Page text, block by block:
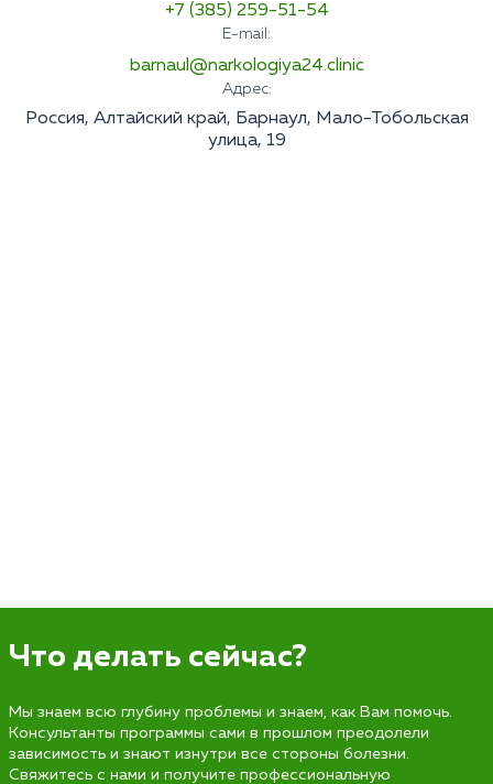
+7 (385) 259-51-54
E-mail:
barnaul@narkologiya24.clinic
Адрес:
Россия, Алтайский край, Барнаул, Мало-Тобольская
улица, 19
Что делать сейчас?
Мы знаем всю глубину проблемы и знаем, как Вам помочь.
Консультанты программы сами в прошлом преодолели
зависимость и знают изнутри все стороны болезни.
Свяжитесь с нами и получите профессиональную